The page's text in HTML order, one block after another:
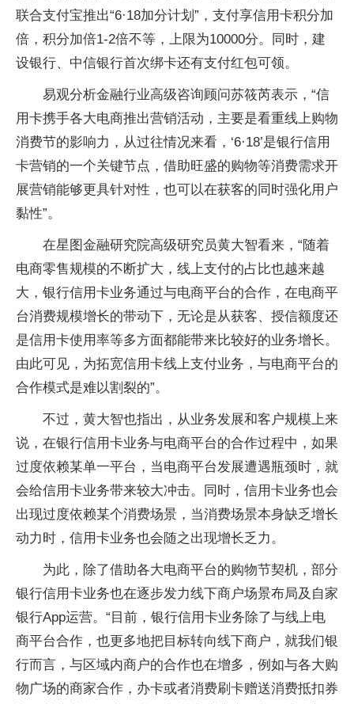
联合支付宝推出“6·18加分计划”，支付享信用卡积分加
倍，积分加倍1-2倍不等，上限为10000分。同时，建
设银行、中信银行首次绑卡还有支付红包可领。
易观分析金融行业高级咨询顾问苏筱芮表示，“信
用卡携手各大电商推出营销活动，主要是看重线上购物
消费节的影响力，从过往情况来看，‘6·18’是银行信用
卡营销的一个关键节点，借助旺盛的购物等消费需求开
展营销能够更具针对性，也可以在获客的同时强化用户
黏性”。
在星图金融研究院高级研究员黄大智看来，“随着
电商零售规模的不断扩大，线上支付的占比也越来越
大，银行信用卡业务通过与电商平台的合作，在电商平
台消费规模增长的带动下，无论是从获客、授信额度还
是信用卡使用率等多方面都能带来比较好的业务增长。
由此可见，为拓宽信用卡线上支付业务，与电商平台的
合作模式是难以割裂的”。
不过，黄大智也指出，从业务发展和客户规模上来
说，在银行信用卡业务与电商平台的合作过程中，如果
过度依赖某单一平台，当电商平台发展遭遇瓶颈时，就
会给信用卡业务带来较大冲击。同时，信用卡业务也会
出现过度依赖某个消费场景，当消费场景本身缺乏增长
动力时，信用卡业务也会随之出现增长乏力。
为此，除了借助各大电商平台的购物节契机，部分
银行信用卡业务也在逐步发力线下商户场景布局及自家
银行App运营。“目前，银行信用卡业务除了与线上电
商平台合作，也更多地把目标转向线下商户，就我们银
行而言，与区域内商户的合作也在增多，例如与各大购
物广场的商家合作，办卡或者消费刷卡赠送消费抵扣券